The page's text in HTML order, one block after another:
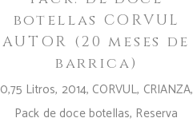
botellas CORVUL
AUTOR (20 meses de
barrica)
0,75 Litros, 2014, CORVUL, CRIANZA,
Pack de doce botellas, Reserva